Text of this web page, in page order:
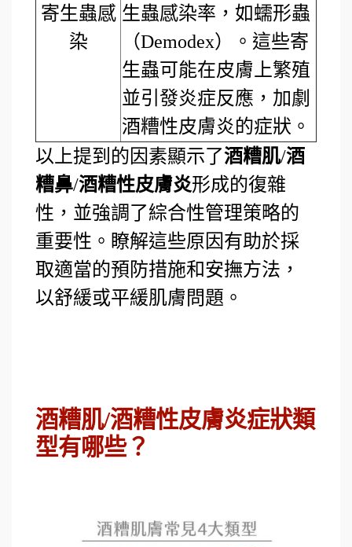
寄生蟲感
染
生蟲感染率，如蠕形蟲
（Demodex）。這些寄
生蟲可能在皮膚上繁殖
並引發炎症反應，加劇
酒糟性皮膚炎的症狀。
以上提到的因素顯示了酒糟肌/酒
糟鼻/酒糟性皮膚炎形成的復雜
性，並強調了綜合性管理策略的
重要性。瞭解這些原因有助於採
取適當的預防措施和安撫方法，
以舒緩或平緩肌膚問題。
酒糟肌/酒糟性皮膚炎症狀類
型有哪些？